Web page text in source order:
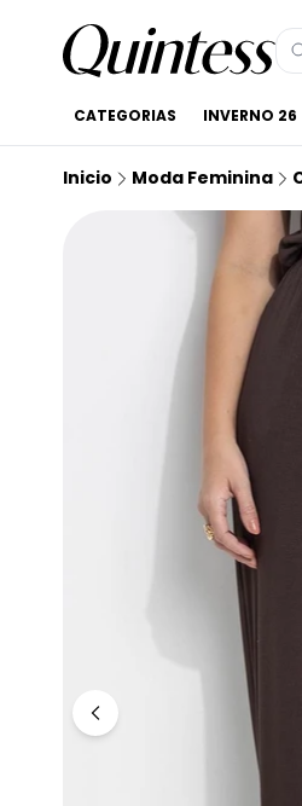
CATEGORIAS INVERNO 26
Inicio Moda Feminina